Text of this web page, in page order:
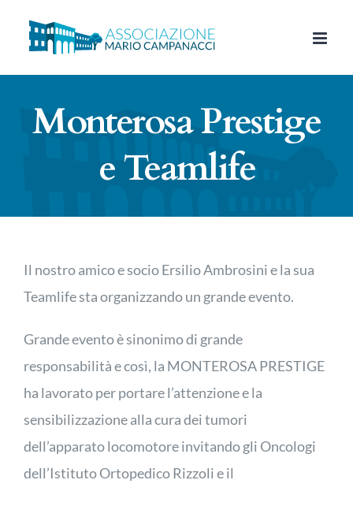
Monterosa Prestige
e Teamlife
Il nostro amico e socio Ersilio Ambrosini e la sua
Teamlife sta organizzando un grande evento.
Grande evento è sinonimo di grande
responsabilità e così, la MONTEROSA PRESTIGE
ha lavorato per portare l’attenzione e la
sensibilizzazione alla cura dei tumori
dell’apparato locomotore invitando gli Oncologi
dell’Istituto Ortopedico Rizzoli e il